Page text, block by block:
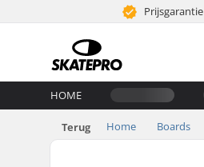
Prijsgarantie
HOME
Terug Home Boards